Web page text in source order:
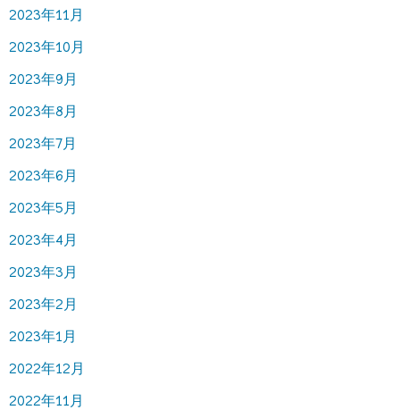
2023年11月
2023年10月
2023年9月
2023年8月
2023年7月
2023年6月
2023年5月
2023年4月
2023年3月
2023年2月
2023年1月
2022年12月
2022年11月